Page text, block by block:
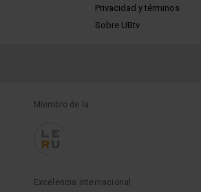
PEU 2
Privacidad y términos
Sobre UBtv
Miembro de la
Excelencia internacional